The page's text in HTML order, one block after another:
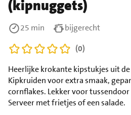
(kipnuggets)
Heerlijke krokante kipstukjes uit
Kipkruiden voor extra smaak,
cornflakes. Lekker voor
Serveer met frietjes of een salade.
25 min
bijgerecht
(0)